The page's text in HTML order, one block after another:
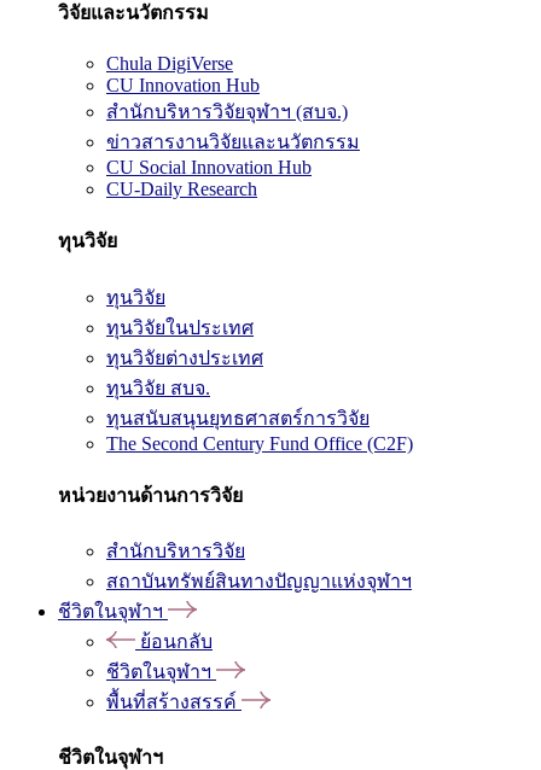
วิจัยและนวัตกรรม
Chula DigiVerse
CU Innovation Hub
สำนักบริหารวิจัยจุฬาฯ (สบจ.)
ข่าวสารงานวิจัยและนวัตกรรม
CU Social Innovation Hub
CU-Daily Research
ทุนวิจัย
ทุนวิจัย
ทุนวิจัยในประเทศ
ทุนวิจัยต่างประเทศ
ทุนวิจัย สบจ.
ทุนสนับสนุนยุทธศาสตร์การวิจัย
The Second Century Fund Office (C2F)
หน่วยงานด้านการวิจัย
สำนักบริหารวิจัย
สถาบันทรัพย์สินทางปัญญาแห่งจุฬาฯ
ชีวิตในจุฬาฯ
ย้อนกลับ
ชีวิตในจุฬาฯ
พื้นที่สร้างสรรค์
ชีวิตในจุฬาฯ